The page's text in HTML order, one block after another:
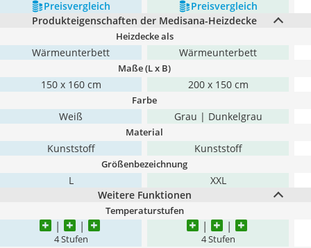
Preis­vergleich
Preis­vergleich
Produkteigenschaften der Medisana-Heizdecke
Heizdecke als
Wärmeunterbett Wärmeunterbett
Maße (L x B)
150 x 160 cm 200 x 150 cm
Farbe
Weiß Grau | Dunkelgrau
Material
Kunststoff Kunststoff
Größenbezeichnung
L
XXL
Weitere Funktionen
Temperaturstufen
4 Stufen 4 Stufen